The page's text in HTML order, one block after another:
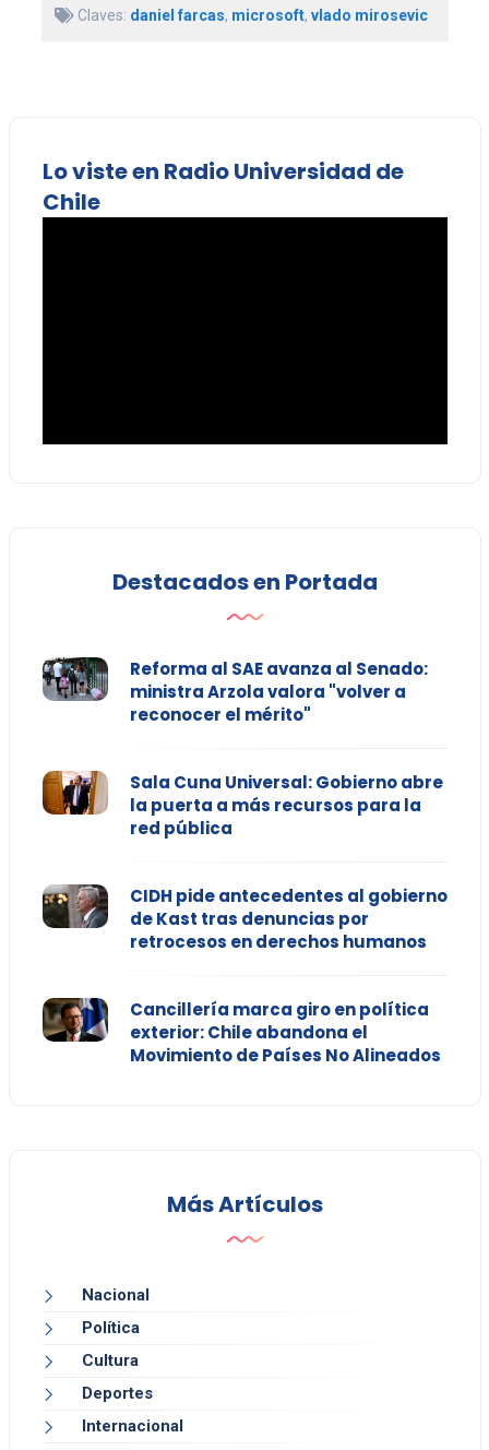
Claves: daniel farcas, microsoft, vlado mirosevic
Lo viste en Radio Universidad de
Chile
Destacados en Portada
Reforma al SAE avanza al Senado:
ministra Arzola valora "volver a
reconocer el mérito"
Sala Cuna Universal: Gobierno abre
la puerta a más recursos para la
red pública
CIDH pide antecedentes al gobierno
de Kast tras denuncias por
retrocesos en derechos humanos
Cancillería marca giro en política
exterior: Chile abandona el
Movimiento de Países No Alineados
Más Artículos
Nacional
Política
Cultura
Deportes
Internacional